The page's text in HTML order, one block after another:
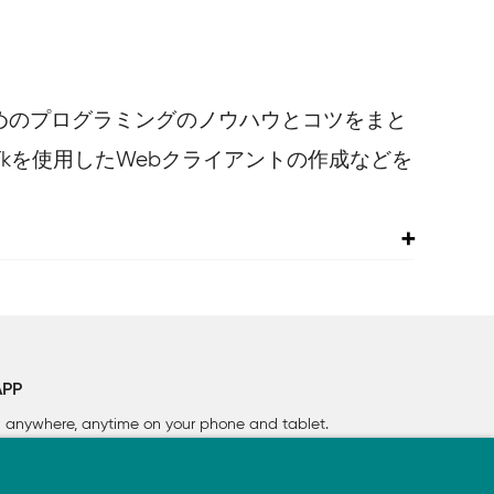
プログラミングのノウハウとコツをまと
を使用したWebクライアントの作成などを
anywhere, anytime on your phone and tablet.